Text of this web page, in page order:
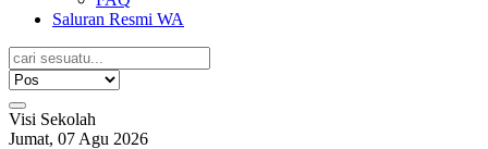
Saluran Resmi WA
Visi Sekolah
Jumat, 07 Agu 2026